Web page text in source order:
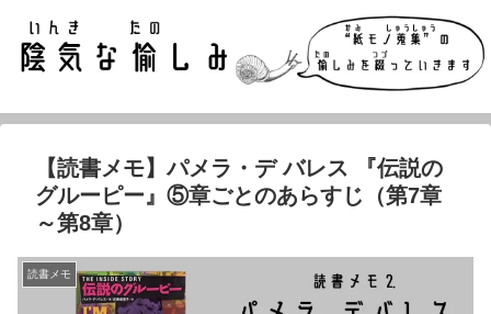
【読書メモ】パメラ・デ バレス 『伝説の
グルーピー』⑤章ごとのあらすじ（第7章
～第8章）
読書メモ